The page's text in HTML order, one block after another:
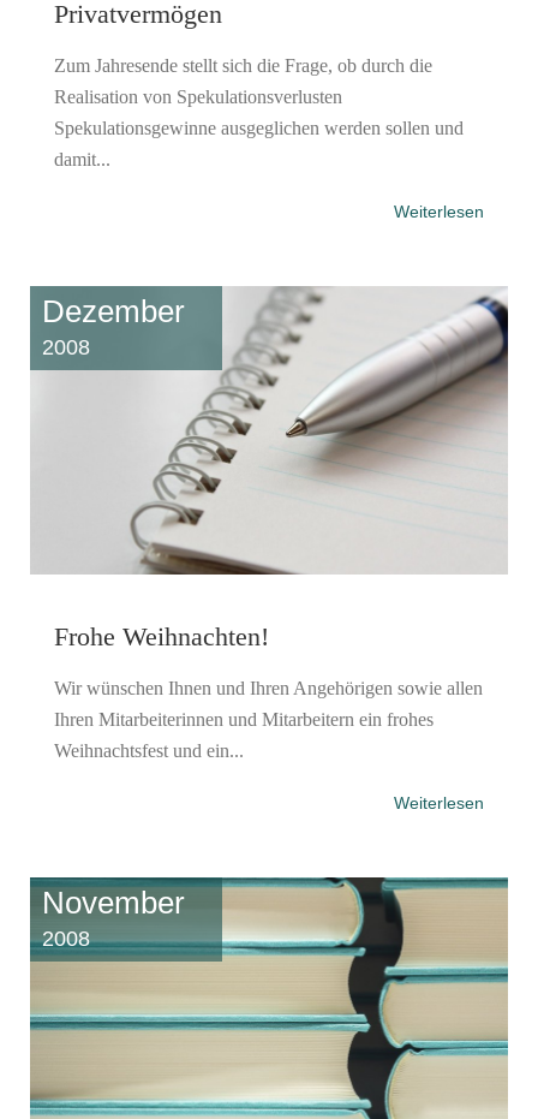
Privatvermögen
Zum Jahresende stellt sich die Frage, ob durch die
Realisation von Spekulationsverlusten
Spekulationsgewinne ausgeglichen werden sollen und
damit...
Weiterlesen
Dezember
2008
Frohe Weihnachten!
Wir wünschen Ihnen und Ihren Angehörigen sowie allen
Ihren Mitarbeiterinnen und Mitarbeitern ein frohes
Weihnachtsfest und ein...
Weiterlesen
November
2008